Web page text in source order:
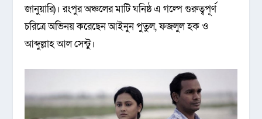
জানুয়ারি)। রংপুর অঞ্চলের মাটি ঘনিষ্ঠ এ গল্পে গুরুত্বপূর্ণ
চরিত্রে অভিনয় করেছেন আইনুন পুতুল, ফজলুল হক ও
আব্দুল্লাহ আল সেন্টু।